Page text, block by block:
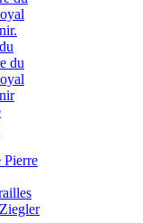
du
Pierre